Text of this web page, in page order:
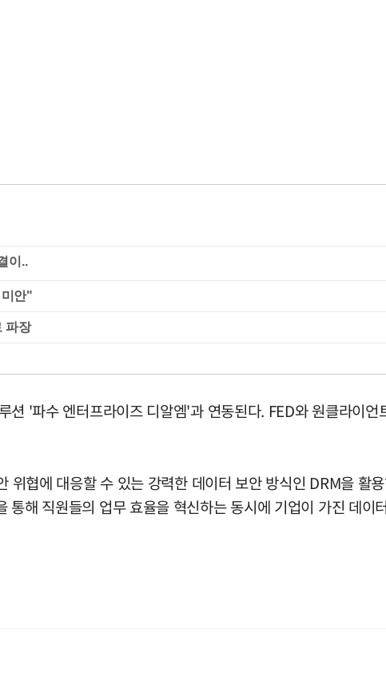
안"
파장
션 '파수 엔터프라이즈 디알엠'과 연동된다. FED와 원클라이
위협에 대응할 수 있는 강력한 데이터 보안 방식인 DRM을 활
해 직원들의 업무 효율을 혁신하는 동시에 기업이 가진 데